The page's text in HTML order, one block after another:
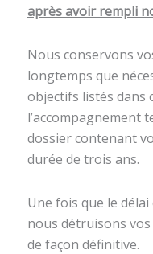
après avoir rempli
Nous conservons
longtemps que
objectifs listés dans
l’accompagnement
dossier contenant
durée de trois ans.
Une fois que le
nous détruisons
de façon définitive.